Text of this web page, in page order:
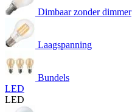
Dimbaar zonder dimmer
Laagspanning
Bundels
LED
LED